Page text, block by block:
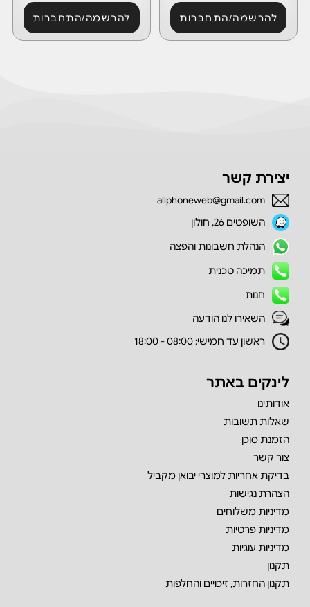
להרשמה/התחברות להרשמה/התחברות
יצירת קשר
allphoneweb@gmail.com
השופטים 26, חולון
הנהלת חשבונות והפצה
תמיכה טכנית
חנות
השאירו לנו הודעה
ראשון עד חמישי: 08:00 - 18:00
לינקים באתר
אודותינו
שאלות תשובות
הזמנת סוכן
צור קשר
בדיקת אחריות למוצרי יבואן מקביל
הצהרת נגישות
מדיניות משלוחים
מדיניות פרטיות
מדיניות עוגיות
תקנון
תקנון החזרות, זיכויים והחלפות